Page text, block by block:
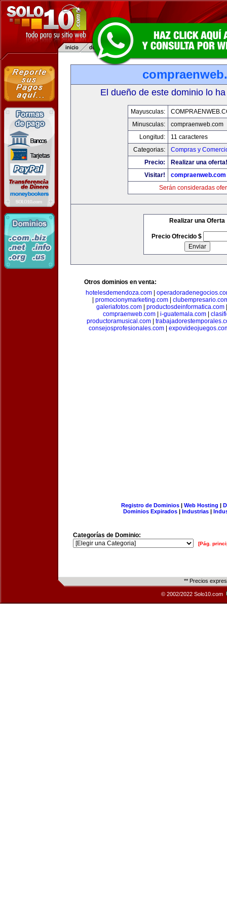
El dueño de este dominio lo
Mayusculas:
Minusculas:
compraenweb.com
Longitud:
11 caracteres
Categorias:
Compras y
Precio:
Realizar una oferta!
Visitar!
compraenweb.com
Serán consideradas
Realizar una Oferta
Precio Ofrecido $
Otros dominios en venta:
hotelesdemendoza.com|
promocionymarketing.com|
galeriafotos.com
productosdeinformatica.com
compraenweb.com| i-guatemala.com|
productoramusical.com
consejosprofesionales.com|
Registro de Dominios| Web Hosting |
Dominios Expirados | Industrias |
Categorías de Dominio:
[Pág.
** Precios
© 2002/2022 Solo10.com